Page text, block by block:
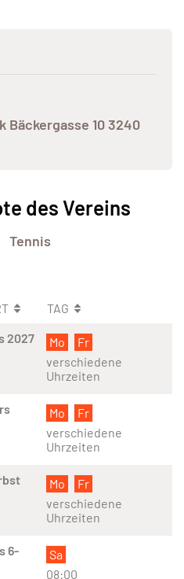
Bäckergasse 10 3240
des Vereins
Tennis
TAG
2027
Mo
Fr
verschiedene
Uhrzeiten
Mo
Fr
verschiedene
Uhrzeiten
Mo
Fr
verschiedene
Uhrzeiten
6-
Sa
08:00